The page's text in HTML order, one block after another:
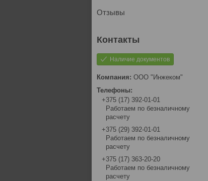
Отзывы
Наличие документов
ООО "Инжеком"
+375 (17) 392-01-01
Работаем по безналичному
расчету
+375 (29) 392-01-01
Работаем по безналичному
расчету
+375 (17) 363-20-20
Работаем по безналичному
расчету